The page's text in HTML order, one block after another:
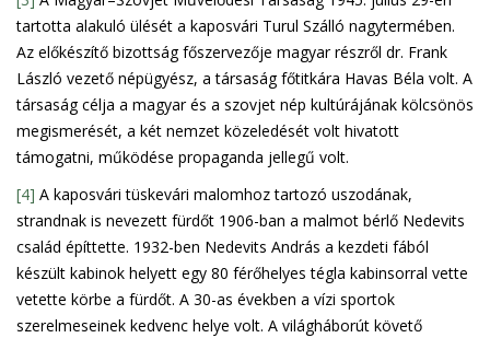
tartotta alakuló ülését a kaposvári Turul Szálló nagytermében.
Az előkészítő bizottság főszervezője magyar részről dr. Frank
László vezető népügyész, a társaság főtitkára Havas Béla volt. A
társaság célja a magyar és a szovjet nép kultúrájának kölcsönös
megismerését, a két nemzet közeledését volt hivatott
támogatni, működése propaganda jellegű volt.
[4] A kaposvári tüskevári malomhoz tartozó uszodának,
strandnak is nevezett fürdőt 1906-ban a malmot bérlő Nedevits
család építtette. 1932-ben Nedevits András a kezdeti fából
készült kabinok helyett egy 80 férőhelyes tégla kabinsorral vette
vetette körbe a fürdőt. A 30-as években a vízi sportok
szerelmeseinek kedvenc helye volt. A világháborút követő